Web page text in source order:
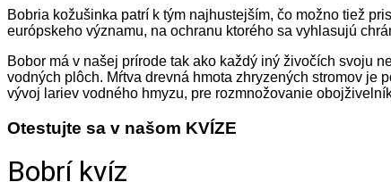
Bobria kožušinka patrí k tým najhustejším, čo možno tiež
európskeho významu, na ochranu ktorého sa vyhlasujú
Bobor má v našej prírode tak ako každý iný živočích svoju
vodných plôch. Mŕtva drevná hmota zhryzených stromov je
vývoj lariev vodného hmyzu, pre rozmnožovanie
Otestujte sa v našom KVÍZE